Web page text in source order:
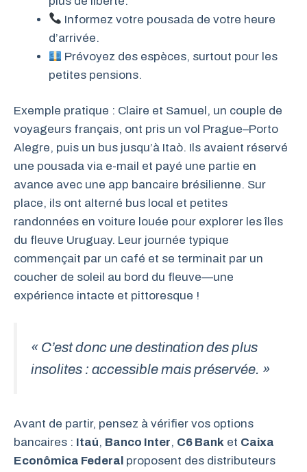
Informez votre pousada de votre heure
d’arrivée.
Prévoyez des espèces, surtout pour les
petites pensions.
Exemple pratique : Claire et Samuel, un couple de
voyageurs français, ont pris un vol Prague–Porto
Alegre, puis un bus jusqu’à Itaò. Ils avaient réservé
une pousada via e-mail et payé une partie en
avance avec une app bancaire brésilienne. Sur
place, ils ont alterné bus local et petites
randonnées en voiture louée pour explorer les îles
du fleuve Uruguay. Leur journée typique
commençait par un café et se terminait par un
coucher de soleil au bord du fleuve—une
expérience intacte et pittoresque !
« C’est donc une destination des plus
insolites : accessible mais préservée. »
Avant de partir, pensez à vérifier vos options
bancaires : Itaú, Banco Inter, C6 Bank et Caixa
Econômica Federal proposent des distributeurs